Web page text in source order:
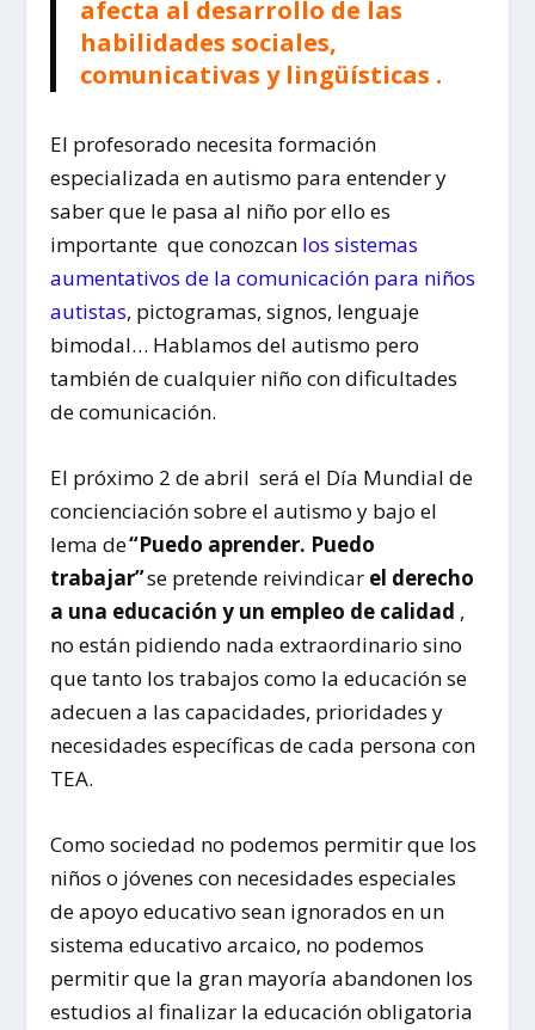
afecta al desarrollo de las
habilidades sociales,
comunicativas y lingüísticas .
El profesorado necesita formación
especializada en autismo para entender y
saber que le pasa al niño por ello es
importante que conozcan los sistemas
aumentativos de la comunicación para niños
autistas, pictogramas, signos, lenguaje
bimodal… Hablamos del autismo pero
también de cualquier niño con dificultades
de comunicación.
El próximo 2 de abril será el Día Mundial de
concienciación sobre el autismo y bajo el
lema de“Puedo aprender. Puedo
trabajar”se pretende reivindicar el derecho
a una educación y un empleo de calidad ,
no están pidiendo nada extraordinario sino
que tanto los trabajos como la educación se
adecuen a las capacidades, prioridades y
necesidades específicas de cada persona con
TEA.
Como sociedad no podemos permitir que los
niños o jóvenes con necesidades especiales
de apoyo educativo sean ignorados en un
sistema educativo arcaico, no podemos
permitir que la gran mayoría abandonen los
estudios al finalizar la educación obligatoria